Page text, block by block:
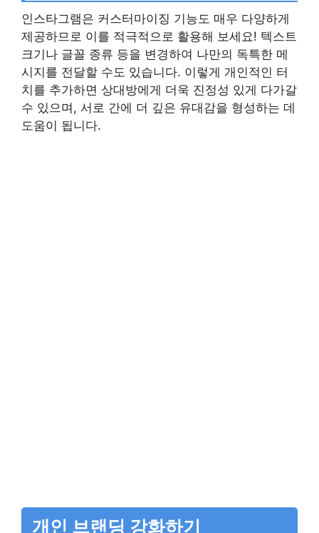
인스타그램은 커스터마이징 기능도 매우 다양하게
제공하므로 이를 적극적으로 활용해 보세요! 텍스트
크기나 글꼴 종류 등을 변경하여 나만의 독특한 메
시지를 전달할 수도 있습니다. 이렇게 개인적인 터
치를 추가하면 상대방에게 더욱 진정성 있게 다가갈
수 있으며, 서로 간에 더 깊은 유대감을 형성하는 데
도움이 됩니다.
개인 브랜딩 강화하기